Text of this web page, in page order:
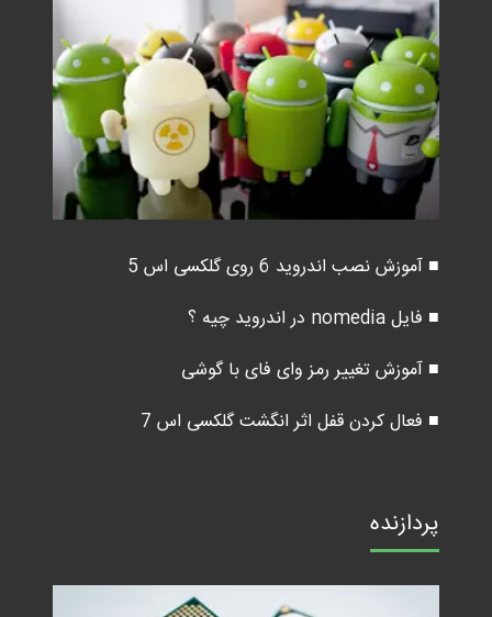
■ آموزش نصب اندروید 6 روی گلکسی اس 5
■ فایل nomedia در اندروید چیه ؟
■ آموزش تغییر رمز وای فای با گوشی
■ فعال کردن قفل اثر انگشت گلکسی اس 7
پردازنده